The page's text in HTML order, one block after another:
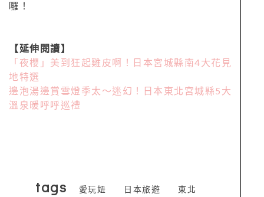
囉！
【延伸閱讀】
「夜櫻」美到狂起雞皮啊！日本宮城縣南4大花見
地特選
邊泡湯邊賞雪燈季太～迷幻！日本東北宮城縣5大
溫泉暖呼呼巡禮
tags 愛玩妞 日本旅遊
東北